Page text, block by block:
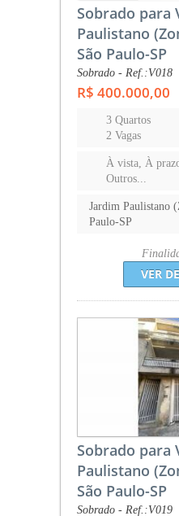
Sobrado para
Paulistano
São Paulo-SP
Sobrado - Ref.:V018
R$ 400.000,00
3 Quartos
2 Vagas
À vista, À
Outros...
Jardim Paulistano
Paulo-SP
VER
Sobrado para
Paulistano
São Paulo-SP
Sobrado - Ref.:V019